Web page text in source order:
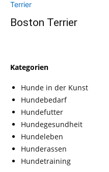
Boston Terrier
Kategorien
Hunde in der Kunst
Hundebedarf
Hundefutter
Hundegesundheit
Hundeleben
Hunderassen
Hundetraining